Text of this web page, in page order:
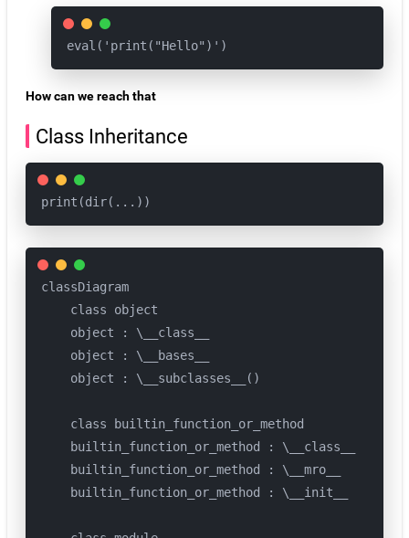
eval('print("Hello")')
How can we reach that
Class Inheritance
print(dir(...))
classDiagram
    class object
    object : \__class__
    object : \__bases__
    object : \__subclasses__()
    class builtin_function_or_method
    builtin_function_or_method : \__class__
    builtin_function_or_method : \__mro__
    builtin_function_or_method : \__init__